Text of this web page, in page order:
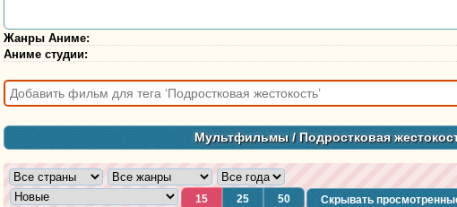
Жанры Аниме:
Аниме студии:
Мультфильмы/ Подростковая
15 25 50 Скрывать